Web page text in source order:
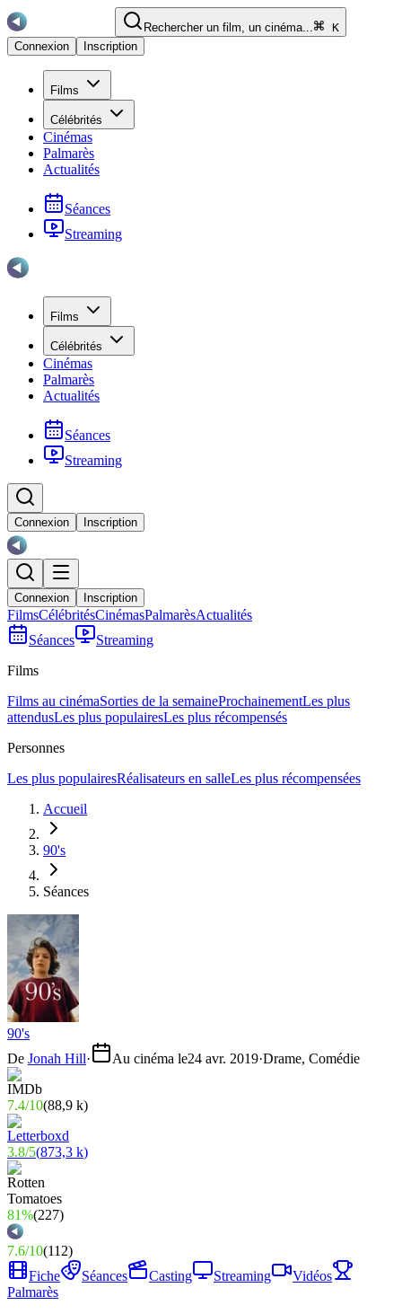
Rechercher un film, un cinéma...
K
Connexion
Inscription
Films
Célébrités
Cinémas
Palmarès
Actualités
Séances
Streaming
Films
Célébrités
Cinémas
Palmarès
Actualités
Séances
Streaming
Connexion Inscription
Connexion Inscription
FilmsCélébritésCinémasPalmarèsActualités
Séances
Streaming
Films
Films au cinémaSorties de la semaineProchainementLes plus
attendusLes plus populairesLes plus récompensés
Personnes
Les plus populairesRéalisateurs en salleLes plus récompensées
Accueil
90's
Séances
90's
De Jonah Hill· Au cinéma le24 avr. 2019·Drame, Comédie
7.4/10(88,9 k)
3.8/5(873,3 k)
81%(227)
7.6/10(112)
Fiche
Séances Casting Streaming
Vidéos
Palmarès